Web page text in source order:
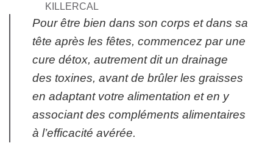
KILLERCAL
Pour être bien dans son corps et dans sa
tête après les fêtes, commencez par une
cure détox, autrement dit un drainage
des toxines, avant de brûler les graisses
en adaptant votre alimentation et en y
associant des compléments alimentaires
à l’efficacité avérée.